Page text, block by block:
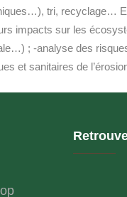
tri, recyclage…
impacts sur les
; -analyse des
et sanitaires de